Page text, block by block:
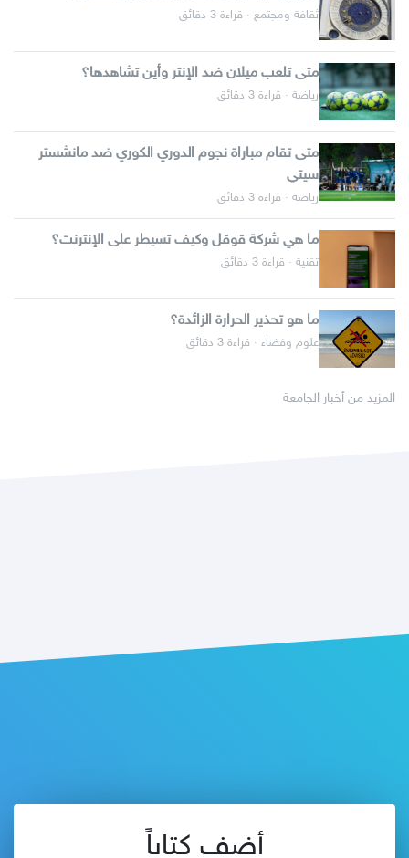
ثقافة ومجتمع · قراءة 3 دقائق
متى تلعب ميلان ضد الإنتر وأين تشاهدها؟
رياضة · قراءة 3 دقائق
متى تقام مباراة نجوم الدوري الكوري ضد مانشستر
سيتي
رياضة · قراءة 3 دقائق
ما هي شركة قوقل وكيف تسيطر على الإنترنت؟
تقنية · قراءة 3 دقائق
ما هو تحذير الحرارة الزائدة؟
علوم وفضاء · قراءة 3 دقائق
المزيد من أخبار الجامعة
أضف كتاباً